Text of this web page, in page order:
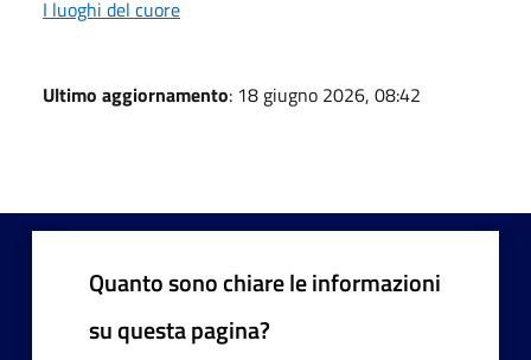
I luoghi del cuore
Ultimo aggiornamento: 18 giugno 2026, 08:42
Quanto sono chiare le informazioni
su questa pagina?